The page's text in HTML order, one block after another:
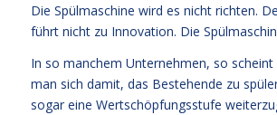
Die Spülmaschine wird es nicht richten.
führt nicht zu Innovation. Die
In so manchem Unternehmen, so
man sich damit, das Bestehende zu
sogar eine Wertschöpfungsstufe